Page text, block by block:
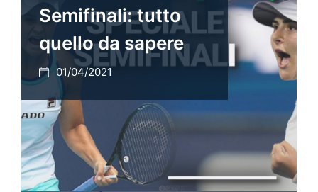
Semifinali: tutto
quello da sapere
01/04/2021